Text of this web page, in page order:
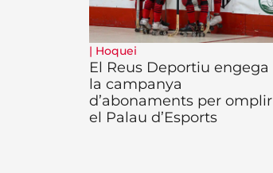
| Hoquei
El Reus Deportiu engega
la campanya
d’abonaments per omplir
el Palau d’Esports